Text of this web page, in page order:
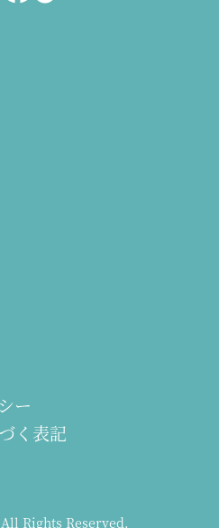
ー
く表記
Rights Reserved.